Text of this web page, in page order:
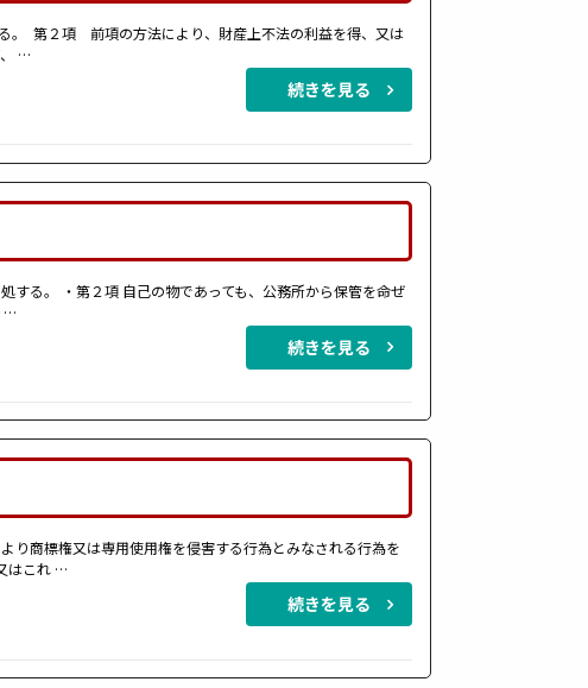
。 第２項 前項の方法により、財産上不法の利益を得、又は
…
続きを見る
する。 ・第２項 自己の物であっても、公務所から保管を命ぜ
…
続きを見る
り商標権又は専用使用権を侵害する行為とみなされる行為を
はこれ …
続きを見る